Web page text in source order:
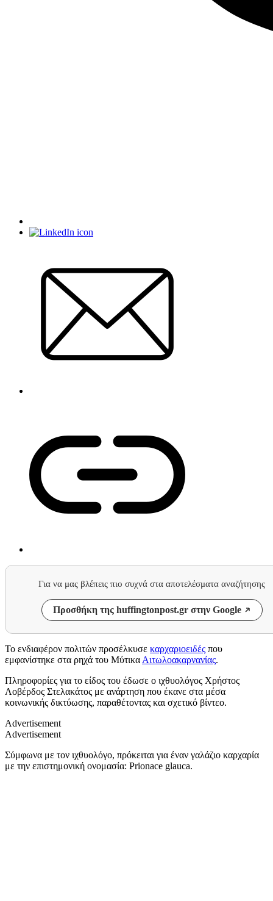
Για να μας βλέπεις πιο συχνά στα αποτελέσματα αναζήτησης
Προσθήκη της huffingtonpost.gr στην Google
Το ενδιαφέρον πολιτών προσέλκυσε καρχαριοειδές που
εμφανίστηκε στα ρηχά του Μύτικα Αιτωλοακαρνανίας.
Πληροφορίες για το είδος του έδωσε ο ιχθυολόγος Χρήστος
Λοβέρδος Στελακάτος με ανάρτηση που έκανε στα μέσα
κοινωνικής δικτύωσης, παραθέτοντας και σχετικό βίντεο.
Advertisement
Advertisement
Σύμφωνα με τον ιχθυολόγο, πρόκειται για έναν γαλάζιο καρχαρία
με την επιστημονική ονομασία: Prionace glauca.